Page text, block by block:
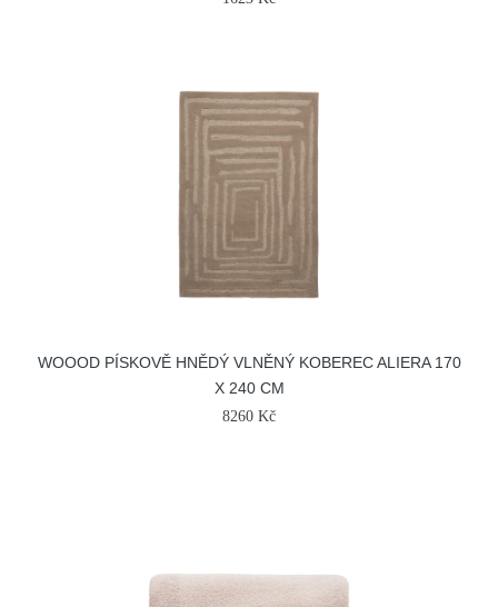
WOOOD PÍSKOVĚ HNĚDÝ VLNĚNÝ KOBEREC ALIERA 170
X 240 CM
8260 Kč